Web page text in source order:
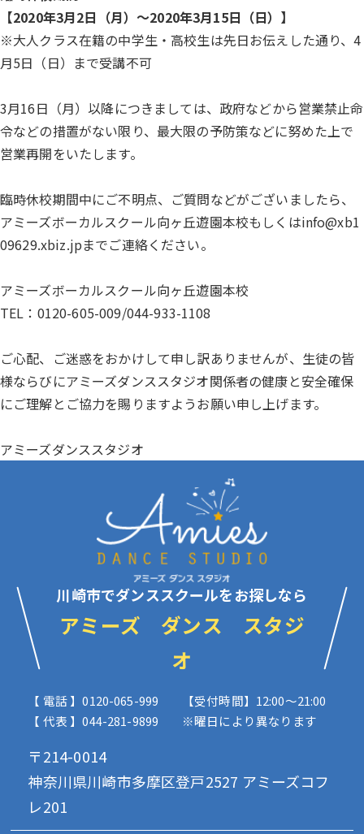
【2020年3月2日（月）～2020年3月15日（日）】
※大人クラス在籍の中学生・高校生は先日お伝えした通り、4
月5日（日）まで受講不可
3月16日（月）以降につきましては、政府などから営業禁止命
令などの措置がない限り、最大限の予防策などに努めた上で
営業再開をいたします。
臨時休校期間中にご不明点、ご質問などがございましたら、
アミーズボーカルスクール向ヶ丘遊園本校もしくはinfo@xb1
09629.xbiz.jpまでご連絡ください。
アミーズボーカルスクール向ヶ丘遊園本校
TEL：0120-605-009/044-933-1108
ご心配、ご迷惑をおかけして申し訳ありませんが、生徒の皆
様ならびにアミーズダンススタジオ関係者の健康と安全確保
にご理解とご協力を賜りますようお願い申し上げます。
アミーズダンススタジオ
川崎市でダンススクールをお探しなら
アミーズ ダンス スタジ
オ
【 電話 】0120-065-999
【 代表 】044-281-9899
【受付時間】12:00〜21:00
※曜日により異なります
〒214-0014
神奈川県川崎市多摩区登戸2527 アミーズコフ
レ201